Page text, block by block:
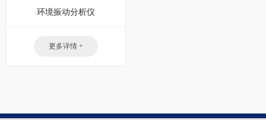
环境振动分析仪
更多详情 +